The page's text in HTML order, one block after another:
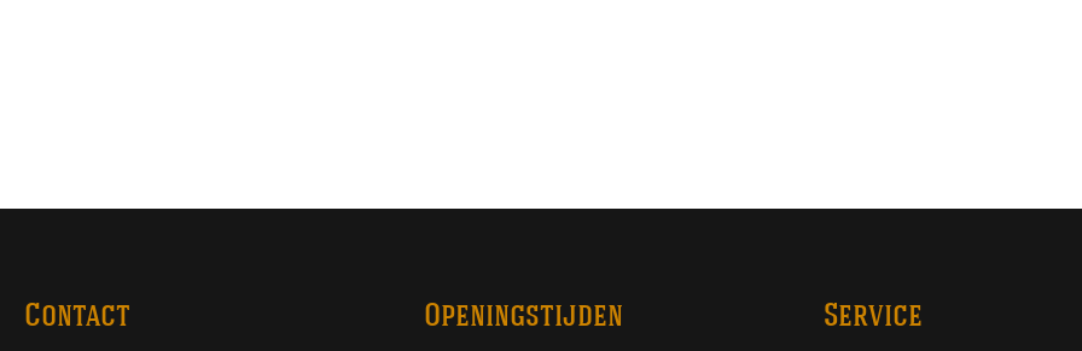
Contact Openingstijden Service